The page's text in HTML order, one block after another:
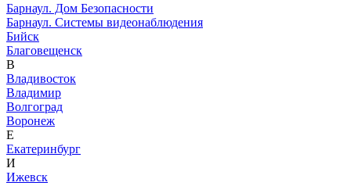
Барнаул. Дом Безопасности
Барнаул. Системы видеонаблюдения
Бийск
Благовещенск
В
Владивосток
Владимир
Волгоград
Воронеж
Е
Екатеринбург
И
Ижевск